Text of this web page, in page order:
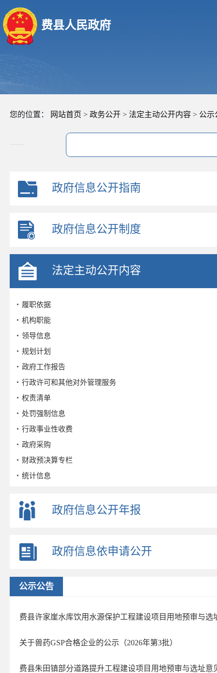
费县人民政府
您的位置： 网站首页 > 政务公开 > 法定主动公开内容 > 公示
政府信息公开指南
政府信息公开制度
法定主动公开内容
履职依据
机构职能
领导信息
规划计划
政府工作报告
行政许可和其他对外管理服务
权责清单
处罚强制信息
行政事业性收费
政府采购
财政预决算专栏
统计信息
事业单位招考
公示公告
政策解读
监督保障
许家崖水库水利风景区
政府信息公开年报
政府信息依申请公开
公示公告
费县许家崖水库饮用水源保护工程建设项目用地预审与选
关于兽药GSP合格企业的公示（2026年第3批）
费县朱田镇部分道路提升工程建设项目用地预审与选址意